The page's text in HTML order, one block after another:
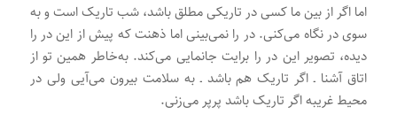
اما اگر از بین ما کسی در تاریکی مطلق باشد، شب تاریک است و به
سوی در نگاه می‌کنی. در را نمی‌بینی اما ذهنت که پیش از این در را
دیده، تصویر این در را برایت جانمایی می‌کند. به‌خاطر همین تو از
اتاق آشنا ـ اگر تاریک هم باشد ـ به سلامت بیرون می‌آیی ولی در
محیط غریبه اگر تاریک باشد پرپر می‌زنی.